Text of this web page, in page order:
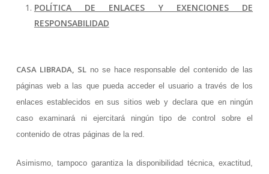
POLÍTICA DE ENLACES Y EXENCIONES DE
RESPONSABILIDAD
CASA LIBRADA, SLno se hace responsable del contenido de las
páginas web a las que pueda acceder el usuario a través de los
enlaces establecidos en sus sitios web y declara que en ningún
caso examinará ni ejercitará ningún tipo de control sobre el
contenido de otras páginas de la red.
Asimismo, tampoco garantiza la disponibilidad técnica, exactitud,